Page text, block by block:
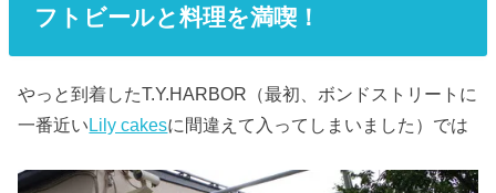
フトビールと料理を満喫！
やっと到着したT.Y.HARBOR（最初、ボンドストリートに
一番近いLily cakesに間違えて入ってしまいました）では